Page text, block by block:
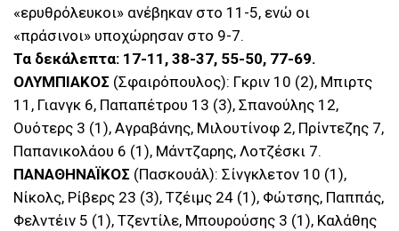
«ερυθρόλευκοι» ανέβηκαν στο 11-5, ενώ οι
«πράσινοι» υποχώρησαν στο 9-7.
Τα δεκάλεπτα: 17-11, 38-37, 55-50, 77-69.
ΟΛΥΜΠΙΑΚΟΣ (Σφαιρόπουλος): Γκριν 10 (2), Μπιρτς
11, Γιανγκ 6, Παπαπέτρου 13 (3), Σπανούλης 12,
Ουότερς 3 (1), Αγραβάνης, Μιλουτίνοφ 2, Πρίντεζης 7,
Παπανικολάου 6 (1), Μάντζαρης, Λοτζέσκι 7.
ΠΑΝΑΘΗΝΑΪΚΟΣ (Πασκουάλ): Σίνγκλετον 10 (1),
Νίκολς, Ρίβερς 23 (3), Τζέιμς 24 (1), Φώτσης, Παππάς,
Φελντέιν 5 (1), Τζεντίλε, Μπουρούσης 3 (1), Καλάθης